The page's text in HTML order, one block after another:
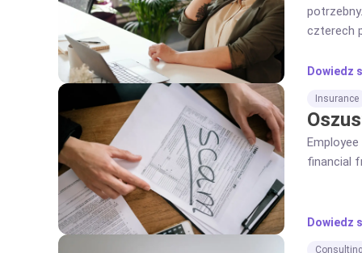
czterech
Dowiedz
Insurance
financial
Dowiedz
Consulting